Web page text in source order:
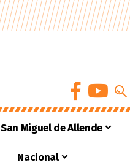
San Miguel de Allende
Nacional